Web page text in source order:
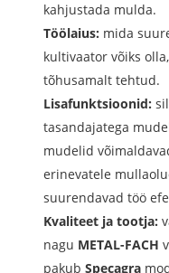
kahjustada mulda.
Töölaius: mida
kultivaator võiks
tõhusamalt tehtud.
Lisafunktsioonid:
tasandajatega
mudelid
erinevatele
suurendavad töö
Kvaliteet ja tootja:
nagu METAL-FACH
pakubSpecagra